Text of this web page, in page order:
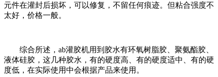
元件在灌封后损坏，可以修复，不留任何痕迹。但粘合强度不
太好，价格一般。
综合所述，ab灌胶机用到胶水有环氧树脂胶、聚氨酯胶、
液体硅胶，这几种胶水，有的硬度高、有的硬度适中、有的硬
度低，在实际使用中会根据产品来使用。